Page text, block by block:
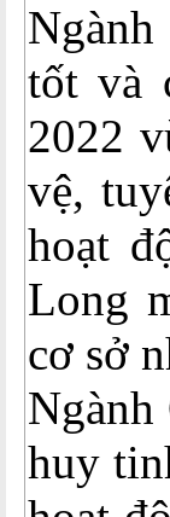
tốt và
2022
vệ,
hoạt
Long
cơ sở
Ngành
huy